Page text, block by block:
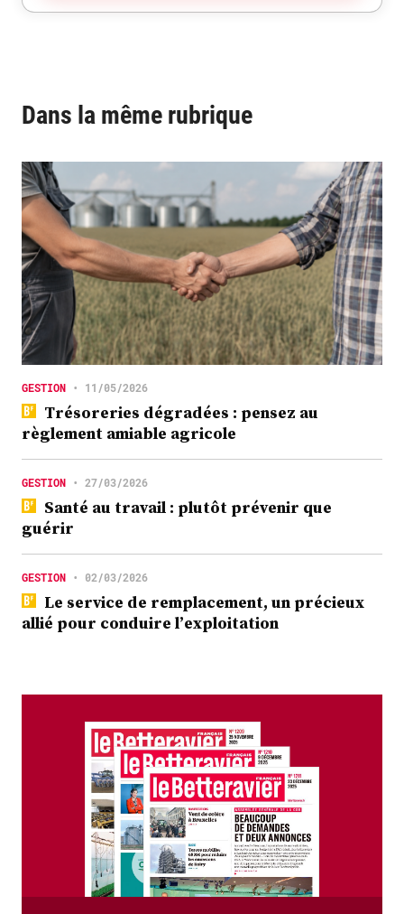
Dans la même rubrique
GESTION • 11/05/2026
Trésoreries dégradées : pensez au
règlement amiable agricole
GESTION • 27/03/2026
Santé au travail : plutôt prévenir que
guérir
GESTION • 02/03/2026
Le service de remplacement, un précieux
allié pour conduire l’exploitation